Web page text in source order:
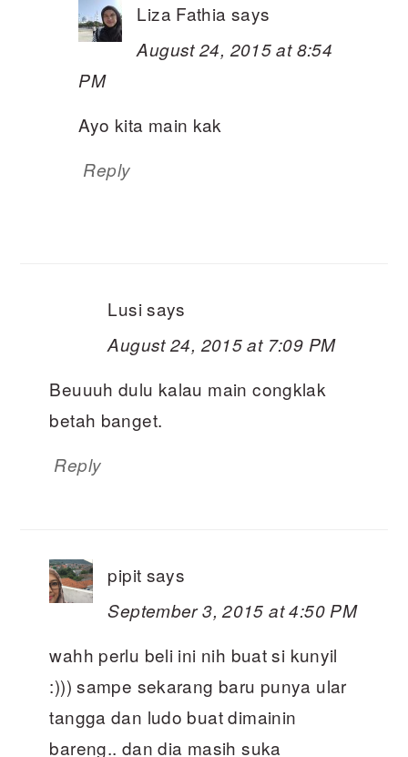
Liza Fathia says
August 24, 2015 at 8:54
PM
Ayo kita main kak
Reply
Lusi says
August 24, 2015 at 7:09 PM
Beuuuh dulu kalau main congklak
betah banget.
Reply
pipit says
September 3, 2015 at 4:50 PM
wahh perlu beli ini nih buat si kunyil
:))) sampe sekarang baru punya ular
tangga dan ludo buat dimainin
bareng.. dan dia masih suka